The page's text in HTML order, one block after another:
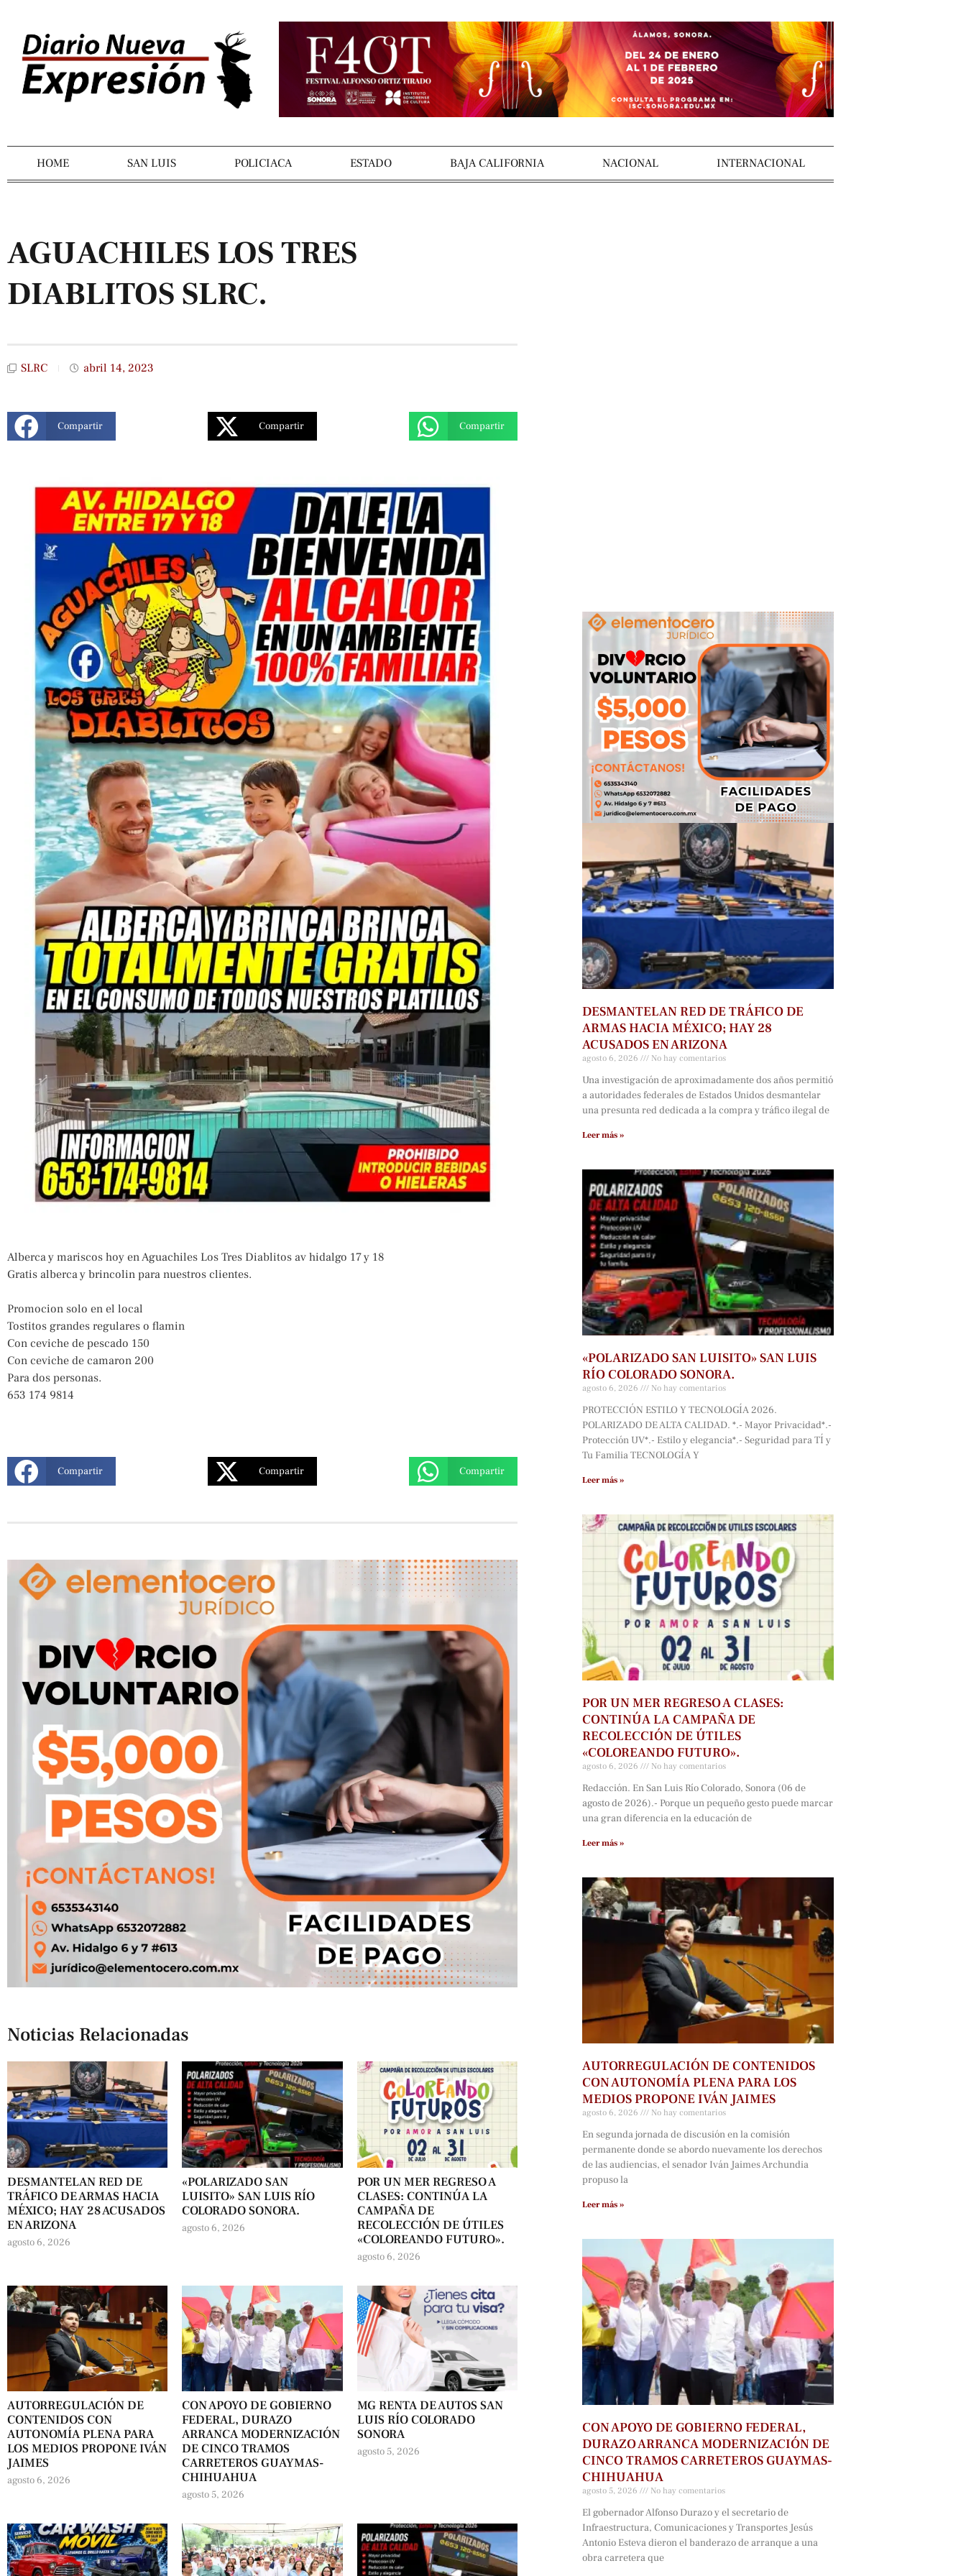
HOME SAN LUIS POLICIACA ESTADO BAJA CALIFORNIA NACIONAL INTERNACIONAL
AGUACHILES LOS TRES
DIABLITOS SLRC.
SLRC abril 14, 2023
Compartir Compartir Compartir
Alberca y mariscos hoy en Aguachiles Los Tres Diablitos av hidalgo 17 y 18
Gratis alberca y brincolin para nuestros clientes.
Promocion solo en el local
Tostitos grandes regulares o flamin
Con ceviche de pescado 150
Con ceviche de camaron 200
Para dos personas.
653 174 9814
Compartir Compartir Compartir
Noticias Relacionadas
DESMANTELAN RED DE
TRÁFICO DE ARMAS HACIA
MÉXICO; HAY 28 ACUSADOS
EN ARIZONA
agosto 6, 2026
«POLARIZADO SAN
LUISITO» SAN LUIS RÍO
COLORADO SONORA.
agosto 6, 2026
POR UN MER REGRESO A
CLASES: CONTINÚA LA
CAMPAÑA DE
RECOLECCIÓN DE ÚTILES
«COLOREANDO FUTURO».
agosto 6, 2026
AUTORREGULACIÓN DE
CONTENIDOS CON
AUTONOMÍA PLENA PARA
LOS MEDIOS PROPONE IVÁN
JAIMES
agosto 6, 2026
CON APOYO DE GOBIERNO
FEDERAL, DURAZO
ARRANCA MODERNIZACIÓN
DE CINCO TRAMOS
CARRETEROS GUAYMAS-
CHIHUAHUA
agosto 5, 2026
MG RENTA DE AUTOS SAN
LUIS RÍO COLORADO
SONORA
agosto 5, 2026
DESMANTELAN RED DE TRÁFICO DE
ARMAS HACIA MÉXICO; HAY 28
ACUSADOS EN ARIZONA
agosto 6, 2026 No hay comentarios
Una investigación de aproximadamente dos años permitió
a autoridades federales de Estados Unidos desmantelar
una presunta red dedicada a la compra y tráfico ilegal de
Leer más »
«POLARIZADO SAN LUISITO» SAN LUIS
RÍO COLORADO SONORA.
agosto 6, 2026 No hay comentarios
PROTECCIÓN ESTILO Y TECNOLOGÍA 2026.
POLARIZADO DE ALTA CALIDAD. *.- Mayor Privacidad*.-
Protección UV*.- Estilo y elegancia*.- Seguridad para TÍ y
Tu Familia TECNOLOGÍA Y
Leer más »
POR UN MER REGRESO A CLASES:
CONTINÚA LA CAMPAÑA DE
RECOLECCIÓN DE ÚTILES
«COLOREANDO FUTURO».
agosto 6, 2026 No hay comentarios
Redacción. En San Luis Río Colorado, Sonora (06 de
agosto de 2026).- Porque un pequeño gesto puede marcar
una gran diferencia en la educación de
Leer más »
AUTORREGULACIÓN DE CONTENIDOS
CON AUTONOMÍA PLENA PARA LOS
MEDIOS PROPONE IVÁN JAIMES
agosto 6, 2026 No hay comentarios
En segunda jornada de discusión en la comisión
permanente donde se abordo nuevamente los derechos
de las audiencias, el senador Iván Jaimes Archundia
propuso la
Leer más »
CON APOYO DE GOBIERNO FEDERAL,
DURAZO ARRANCA MODERNIZACIÓN DE
CINCO TRAMOS CARRETEROS GUAYMAS-
CHIHUAHUA
agosto 5, 2026 No hay comentarios
El gobernador Alfonso Durazo y el secretario de
Infraestructura, Comunicaciones y Transportes Jesús
Antonio Esteva dieron el banderazo de arranque a una
obra carretera que